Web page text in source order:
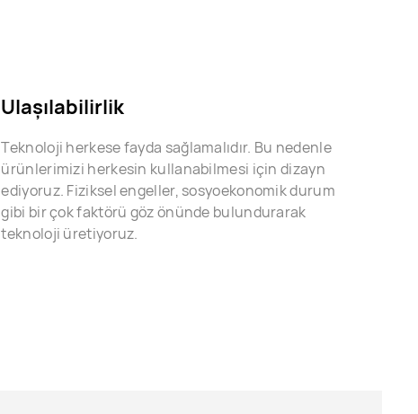
Ulaşılabilirlik
Teknoloji herkese fayda sağlamalıdır. Bu nedenle
ürünlerimizi herkesin kullanabilmesi için dizayn
ediyoruz. Fiziksel engeller, sosyoekonomik durum
gibi bir çok faktörü göz önünde bulundurarak
teknoloji üretiyoruz.